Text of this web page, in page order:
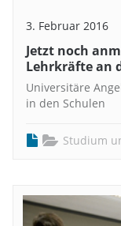
3. Februar 2016
Jetzt noch
Lehrkräfte an
Universitäre
in den Schulen
Studium